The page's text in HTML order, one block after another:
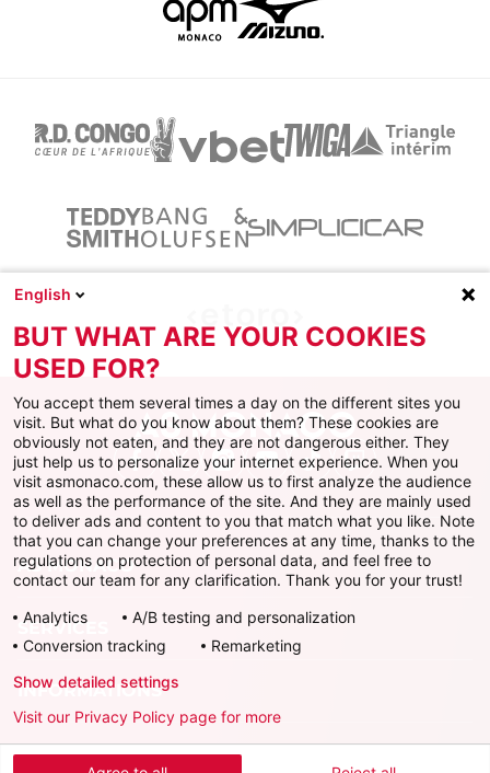
Facebook
X Instagram
YoutubeTikTokTwitch
AS MONACO
SERVICES
INFORMATIONS
English
BUT WHAT ARE YOUR COOKIES
USED FOR?
You accept them several times a day on the different sites you
visit. But what do you know about them? These cookies are
obviously not eaten, and they are not dangerous either. They
just help us to personalize your internet experience. When you
visit asmonaco.com, these allow us to first analyze the audience
as well as the performance of the site. And they are mainly used
to deliver ads and content to you that match what you like. Note
that you can change your preferences at any time, thanks to the
regulations on protection of personal data, and feel free to
contact our team for any clarification. Thank you for your trust!
Analytics
A/B testing and personalization
Conversion tracking
Remarketing
Show detailed settings
Visit our Privacy Policy page for more